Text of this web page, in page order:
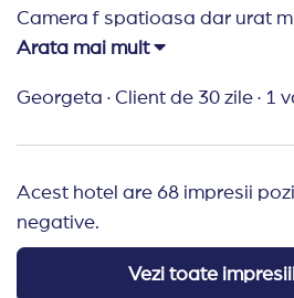
Camera f spatioasa dar urat
holuri.mirosea ff urat, iar
amiaza era un blat rece
ceramica nu se punea vorba),
um servetel amarat,frigiderul
zile de insistente ni se
asta e politica hotelului( alt
Arata mai mult
Georgeta · Client de 30 zile · 1
Acest hotel are 68 impresii
negative.
Vezi toate